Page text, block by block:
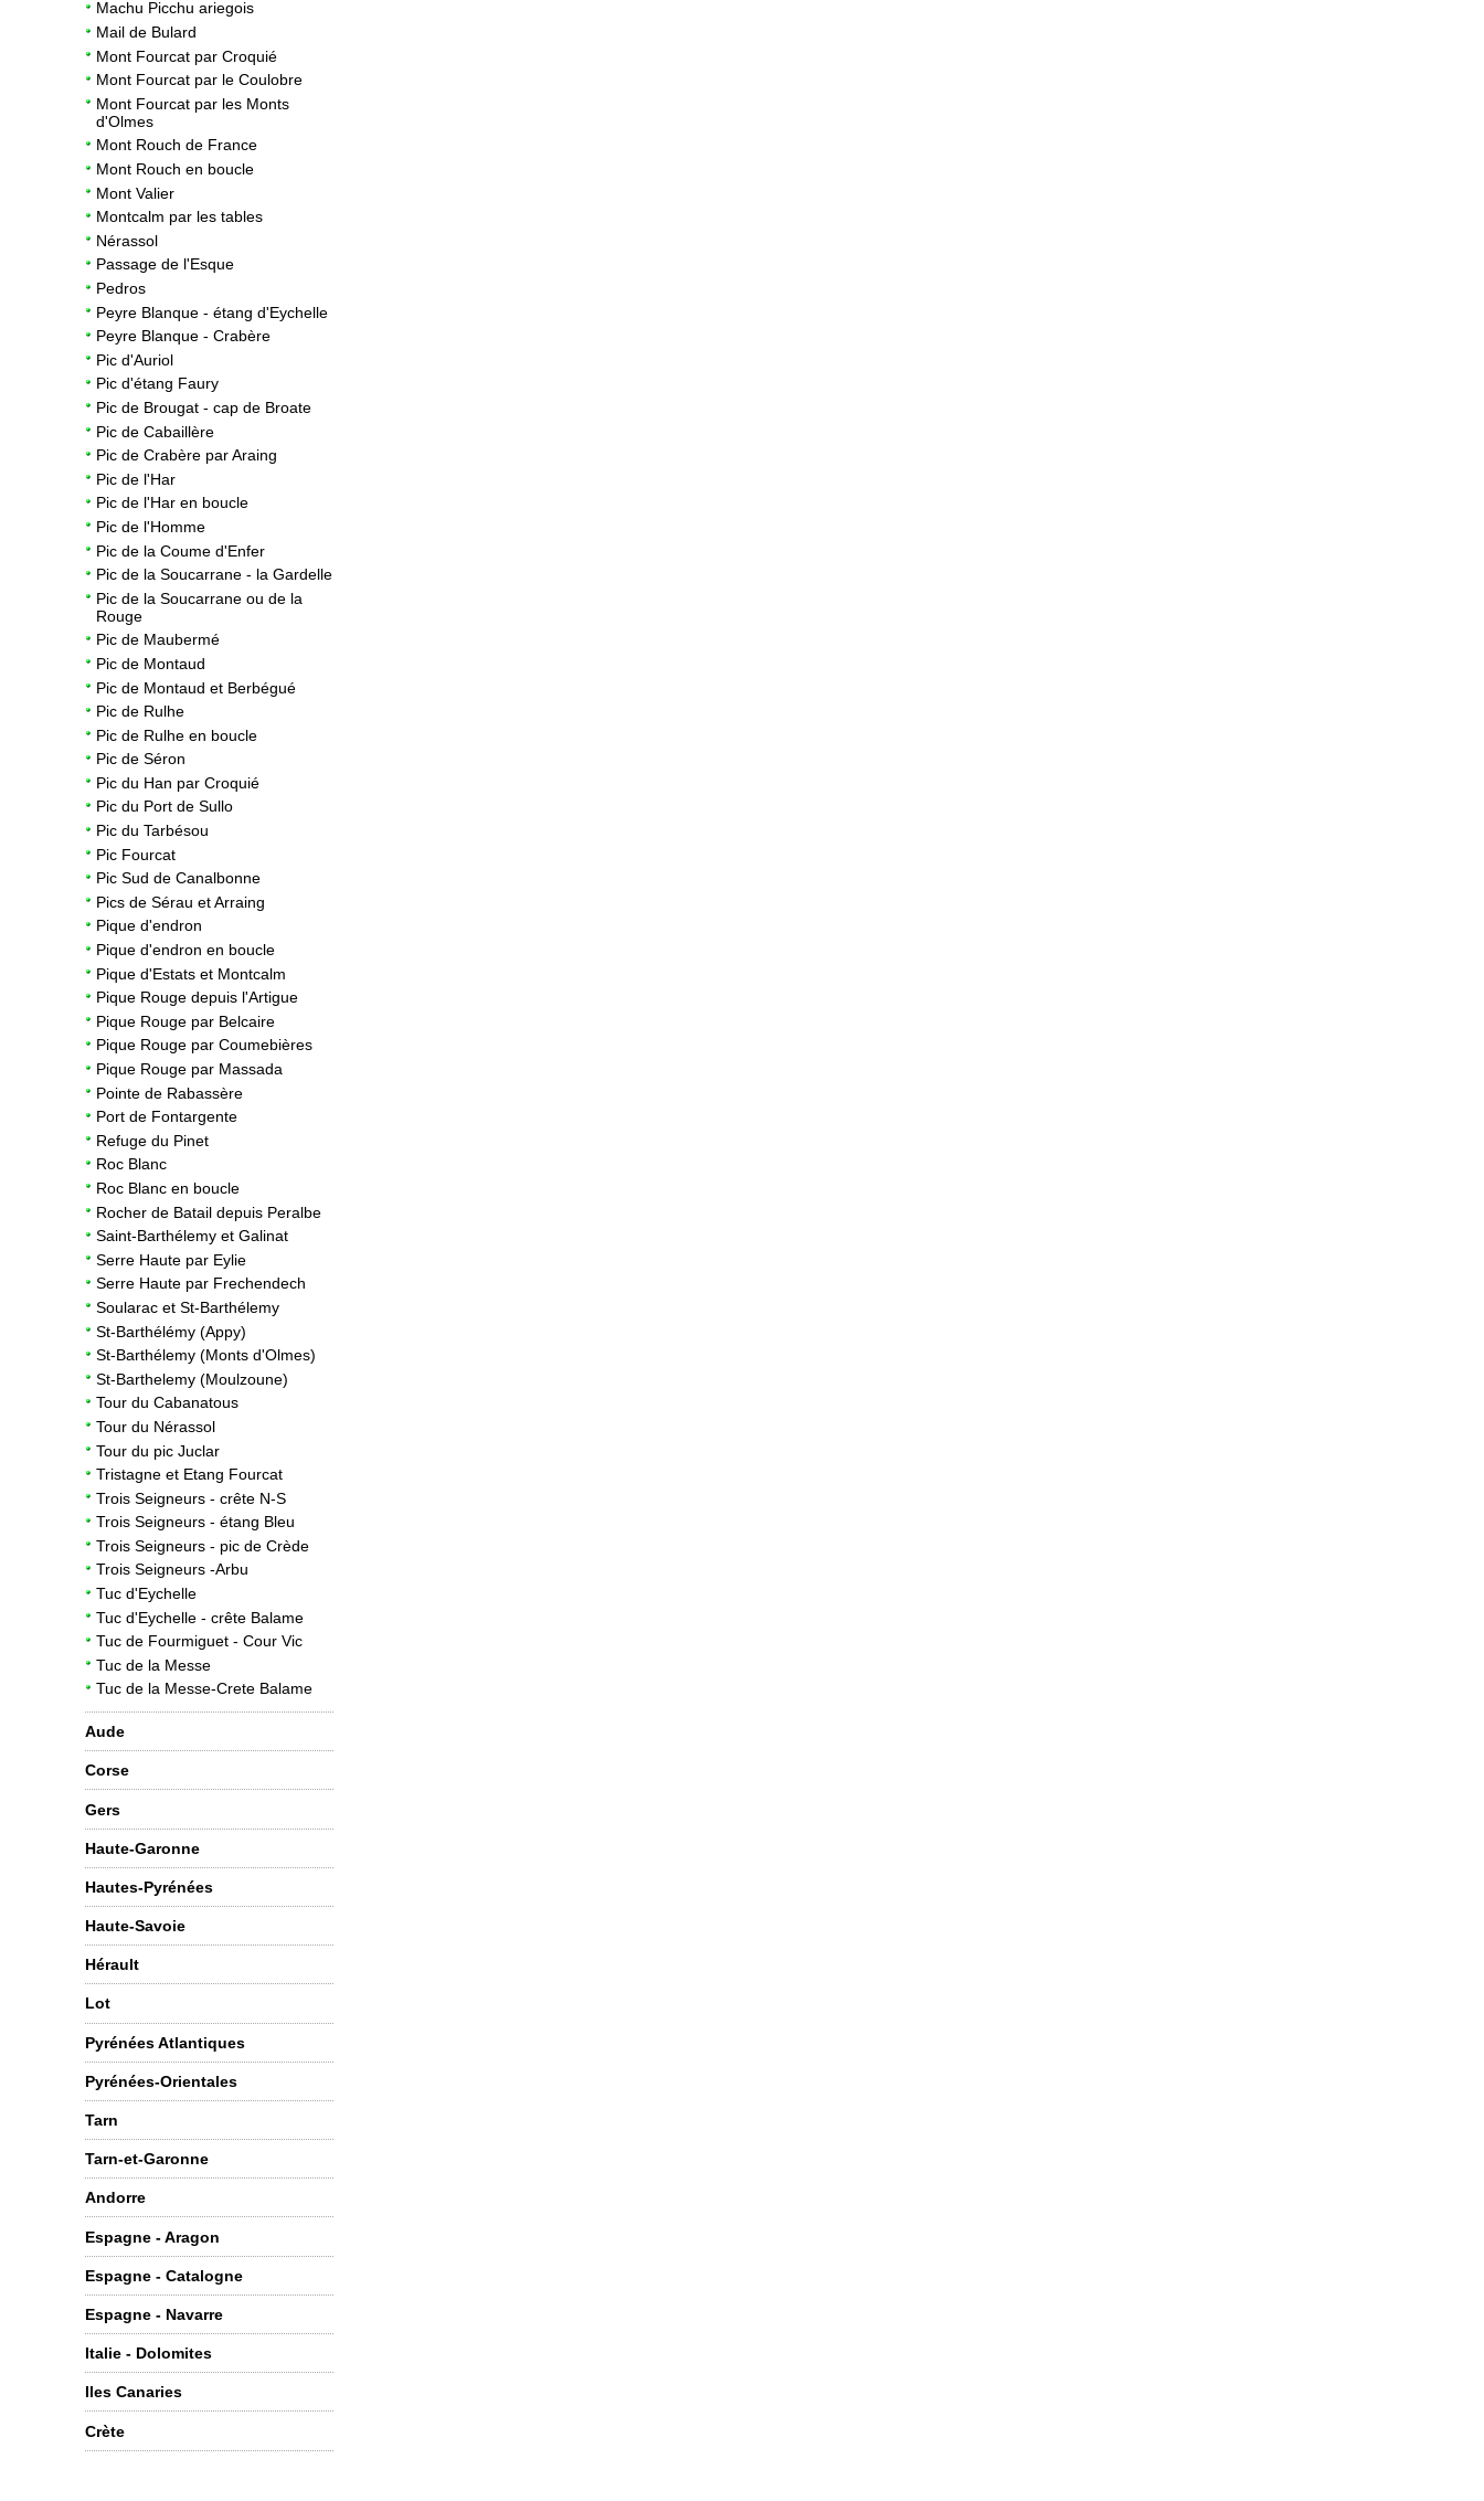
Machu Picchu ariegois
Mail de Bulard
Mont Fourcat par Croquié
Mont Fourcat par le Coulobre
Mont Fourcat par les Monts
d'Olmes
Mont Rouch de France
Mont Rouch en boucle
Mont Valier
Montcalm par les tables
Nérassol
Passage de l'Esque
Pedros
Peyre Blanque - étang d'Eychelle
Peyre Blanque - Crabère
Pic d'Auriol
Pic d'étang Faury
Pic de Brougat - cap de Broate
Pic de Cabaillère
Pic de Crabère par Araing
Pic de l'Har
Pic de l'Har en boucle
Pic de l'Homme
Pic de la Coume d'Enfer
Pic de la Soucarrane - la Gardelle
Pic de la Soucarrane ou de la
Rouge
Pic de Maubermé
Pic de Montaud
Pic de Montaud et Berbégué
Pic de Rulhe
Pic de Rulhe en boucle
Pic de Séron
Pic du Han par Croquié
Pic du Port de Sullo
Pic du Tarbésou
Pic Fourcat
Pic Sud de Canalbonne
Pics de Sérau et Arraing
Pique d'endron
Pique d'endron en boucle
Pique d'Estats et Montcalm
Pique Rouge depuis l'Artigue
Pique Rouge par Belcaire
Pique Rouge par Coumebières
Pique Rouge par Massada
Pointe de Rabassère
Port de Fontargente
Refuge du Pinet
Roc Blanc
Roc Blanc en boucle
Rocher de Batail depuis Peralbe
Saint-Barthélemy et Galinat
Serre Haute par Eylie
Serre Haute par Frechendech
Soularac et St-Barthélemy
St-Barthélémy (Appy)
St-Barthélemy (Monts d'Olmes)
St-Barthelemy (Moulzoune)
Tour du Cabanatous
Tour du Nérassol
Tour du pic Juclar
Tristagne et Etang Fourcat
Trois Seigneurs - crête N-S
Trois Seigneurs - étang Bleu
Trois Seigneurs - pic de Crède
Trois Seigneurs -Arbu
Tuc d'Eychelle
Tuc d'Eychelle - crête Balame
Tuc de Fourmiguet - Cour Vic
Tuc de la Messe
Tuc de la Messe-Crete Balame
Aude
Corse
Gers
Haute-Garonne
Hautes-Pyrénées
Haute-Savoie
Hérault
Lot
Pyrénées Atlantiques
Pyrénées-Orientales
Tarn
Tarn-et-Garonne
Andorre
Espagne - Aragon
Espagne - Catalogne
Espagne - Navarre
Italie - Dolomites
Iles Canaries
Crète